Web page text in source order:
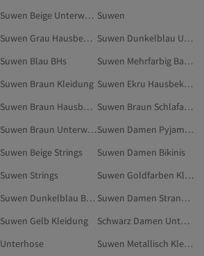
Suwen Beige Unterwäsche & Nachtwäsche Suwen
Suwen Grau Hausbekleidung
Suwen Dunkelblau Unterwäsche & Nachtwäsche
Suwen Blau BHs
Suwen Mehrfarbig Badeanzüge
Suwen Braun Kleidung
Suwen Ekru Hausbekleidung
Suwen Braun Hausbekleidung
Suwen Braun Schlafanzüge
Suwen Braun Unterwäsche & Nachtwäsche
Suwen Damen Pyjama-Sets
Suwen Beige Strings
Suwen Damen Bikinis
Suwen Strings
Suwen Goldfarben Kleidung
Suwen Dunkelblau Badeanzüge
Suwen Damen Strandmode
Suwen Gelb Kleidung
Schwarz Damen Unterhose
Unterhose
Suwen Metallisch Kleidung